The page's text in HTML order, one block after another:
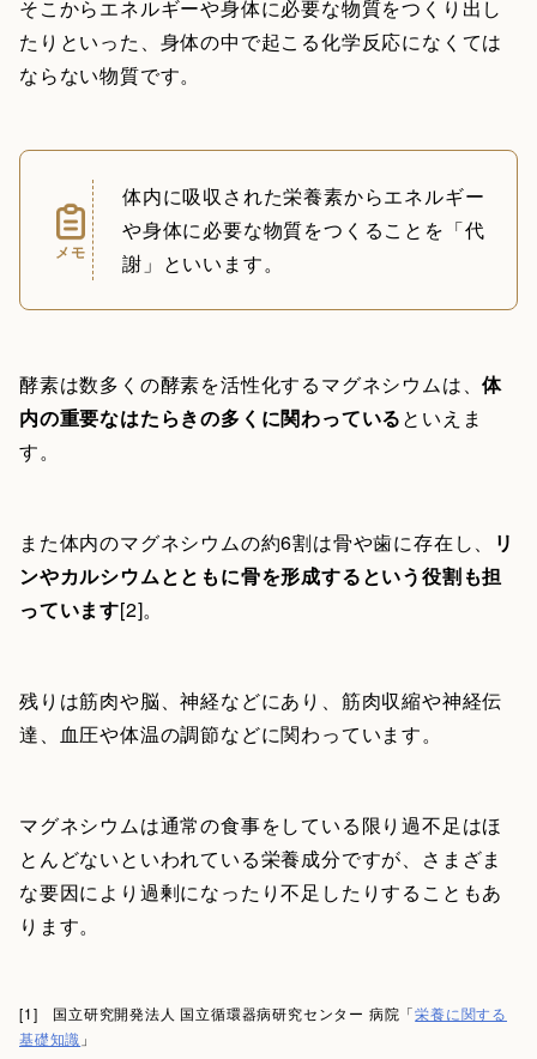
そこからエネルギーや身体に必要な物質をつくり出し
たりといった、身体の中で起こる化学反応になくては
ならない物質です。
メモ
体内に吸収された栄養素からエネルギー
や身体に必要な物質をつくることを「代
謝」といいます。
酵素は数多くの酵素を活性化するマグネシウムは、体
内の重要なはたらきの多くに関わっているといえま
す。
また体内のマグネシウムの約6割は骨や歯に存在し、
リ
ンやカルシウムとともに骨を形成するという役割も担
っています[2]。
残りは筋肉や脳、神経などにあり、筋肉収縮や神経伝
達、血圧や体温の調節などに関わっています。
マグネシウムは通常の食事をしている限り過不足はほ
とんどないといわれている栄養成分ですが、さまざま
な要因により過剰になったり不足したりすることもあ
ります。
[1] 国立研究開発法人 国立循環器病研究センター 病院「栄養に関する
基礎知識 」